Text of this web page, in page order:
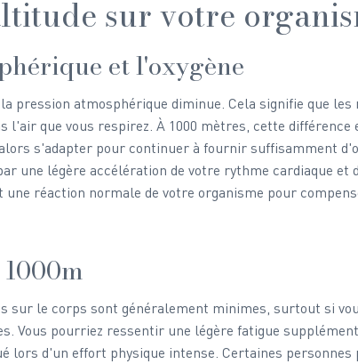
sur votre
et l'oxygène
pression atmosphérique diminue. Cela signifie que les
l'air que vous respirez. À 1000 mètres, cette différence
s'adapter pour continuer à fournir suffisamment
une légère accélération de votre rythme cardiaque et
réaction normale de votre organisme pour
sur le corps sont généralement minimes, surtout si
Vous pourriez ressentir une légère fatigue
lors d'un effort physique intense. Certaines personnes